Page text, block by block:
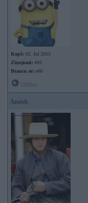
Kopš: 02. Jul 2015
Ziņojumi: 443
Braucu ar: e60
Amish